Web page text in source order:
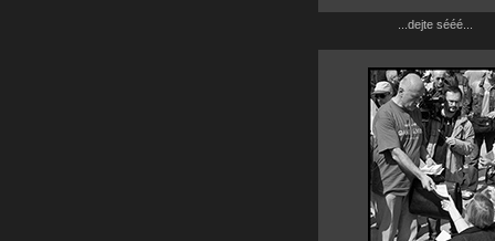
...dejte sééé...